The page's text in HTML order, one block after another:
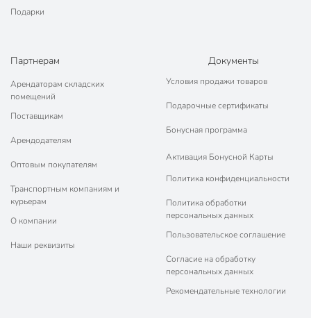
Подарки
Партнерам
Арендаторам складских
помещений
Поставщикам
Арендодателям
Оптовым покупателям
Транспортным компаниям и
курьерам
О компании
Наши реквизиты
Документы
Условия продажи товаров
Подарочные сертификаты
Бонусная программа
Активация Бонусной Карты
Политика конфиденциальности
Политика обработки
персональных данных
Пользовательское соглашение
Согласие на обработку
персональных данных
Рекомендательные технологии